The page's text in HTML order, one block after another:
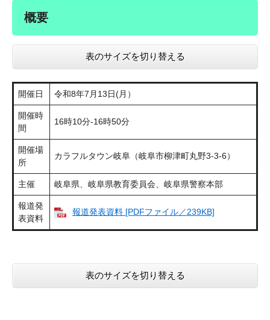
概要
表のサイズを切り替える
開催日 令和8年7月13日(月）
開催時
間
16時10分-16時50分
開催場
所
カラフルタウン岐阜（岐阜市柳津町丸野3-3-6）
主催 岐阜県、岐阜県教育委員会、岐阜県警察本部
報道発
表資料
報道発表資料 [PDFファイル／239KB]
表のサイズを切り替える